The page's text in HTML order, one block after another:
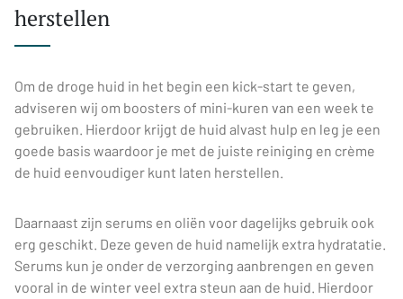
herstellen
Om de droge huid in het begin een kick-start te geven,
adviseren wij om boosters of mini-kuren van een week te
gebruiken. Hierdoor krijgt de huid alvast hulp en leg je een
goede basis waardoor je met de juiste reiniging en crème
de huid eenvoudiger kunt laten herstellen.
Daarnaast zijn serums en oliën voor dagelijks gebruik ook
erg geschikt. Deze geven de huid namelijk extra hydratatie.
Serums kun je onder de verzorging aanbrengen en geven
vooral in de winter veel extra steun aan de huid. Hierdoor